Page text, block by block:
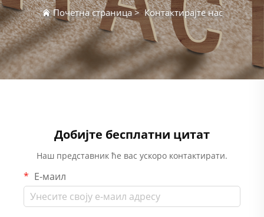
Почетна страница>Контактирајте нас
Добијте бесплатни цитат
Наш представник ће вас ускоро контактирати.
Е-маил